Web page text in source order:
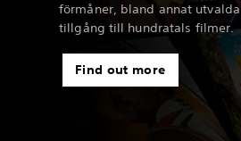
förmåner, bland annat
tillgång till hundratals filmer.
Find out more